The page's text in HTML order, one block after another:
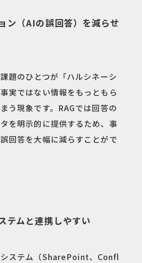
ン（AIの誤回答）を減らせ
題のひとつが「ハルシネーシ
実ではない情報をもっともら
う現象です。RAGでは回答の
を明示的に提供するため、事
回答を大幅に減らすことがで
テムと連携しやすい
ステム（SharePoint、Confl